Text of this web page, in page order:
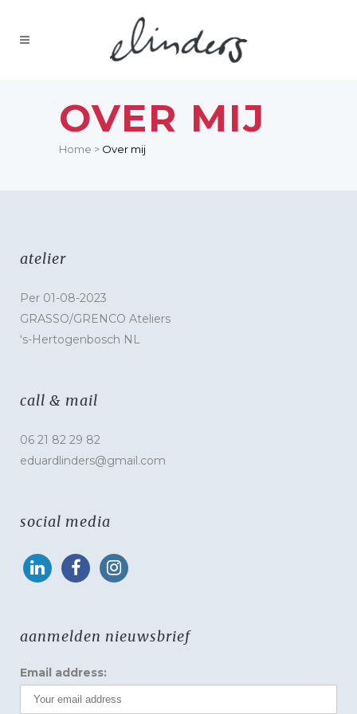
OVER MIJ
Home > Over mij
atelier
Per 01-08-2023
GRASSO/GRENCO Ateliers
‘s-Hertogenbosch NL
call & mail
06 21 82 29 82
eduardlinders@gmail.com
social media
aanmelden nieuwsbrief
Email address: